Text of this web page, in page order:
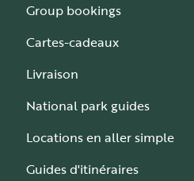
Group bookings
Cartes-cadeaux
Livraison
National park guides
Locations en aller simple
Guides d'itinéraires